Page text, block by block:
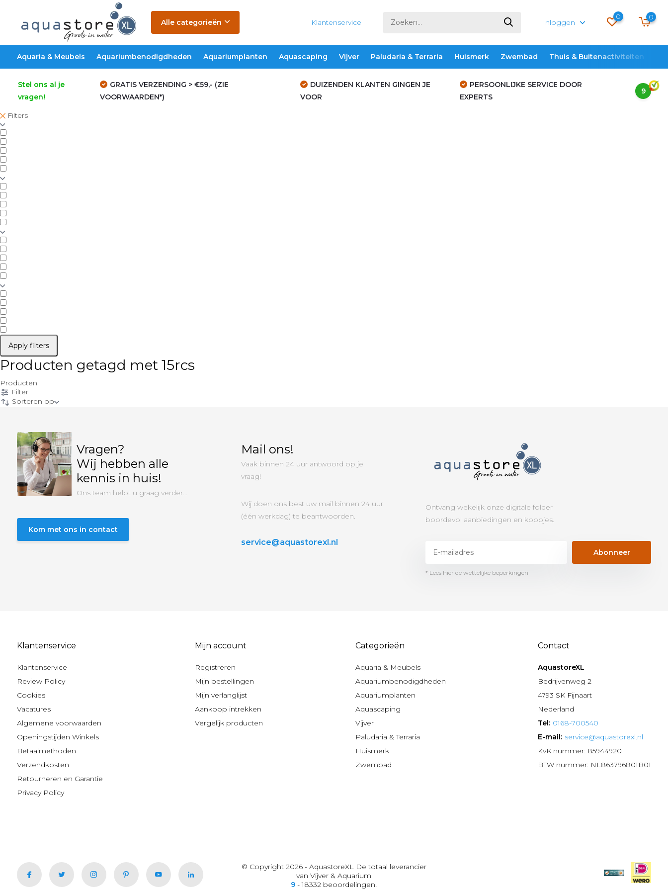
Alle categorieën Klantenservice Inloggen
0 0
Aquaria & Meubels Aquariumbenodigdheden Aquariumplanten Aquascaping Vijver Paludaria & Terraria Huismerk Zwembad Thuis & Buitenactiviteiten
Stel ons al je
vragen!
GRATIS VERZENDING > €59,- (ZIE
VOORWAARDEN*)
DUIZENDEN KLANTEN GINGEN JE
VOOR
PERSOONLIJKE SERVICE DOOR
EXPERTS
9
Filters
Apply filters
Producten getagd met 15rcs
Producten
Filter
Sorteren op
Vragen?
Wij hebben alle
kennis in huis!
Ons team helpt u graag verder...
Kom met ons in contact
Mail ons!
Vaak binnen 24 uur antwoord op je
vraag!
Wij doen ons best uw mail binnen 24 uur
(één werkdag) te beantwoorden.
service@aquastorexl.nl
Ontvang wekelijk onze digitale folder
boordevol aanbiedingen en koopjes.
Abonneer
* Lees hier de wettelijke beperkingen
Klantenservice
Klantenservice
Review Policy
Cookies
Vacatures
Algemene voorwaarden
Openingstijden Winkels
Betaalmethoden
Verzendkosten
Retourneren en Garantie
Privacy Policy
Mijn account
Registreren
Mijn bestellingen
Mijn verlanglijst
Aankoop intrekken
Vergelijk producten
Categorieën
Aquaria & Meubels
Aquariumbenodigdheden
Aquariumplanten
Aquascaping
Vijver
Paludaria & Terraria
Huismerk
Zwembad
Contact
AquastoreXL
Bedrijvenweg 2
4793 SK Fijnaart
Nederland
Tel: 0168-700540
E-mail: service@aquastorexl.nl
KvK nummer: 85944920
BTW nummer: NL863796801B01
© Copyright 2026 - AquastoreXL De totaal leverancier
van Vijver & Aquarium
9 - 18332 beoordelingen!